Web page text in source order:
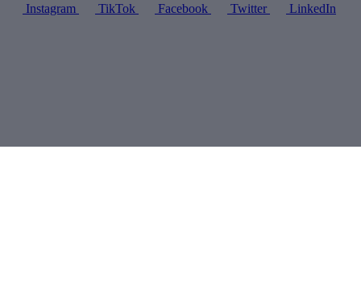
Instagram
TikTok Facebook Twitter LinkedIn